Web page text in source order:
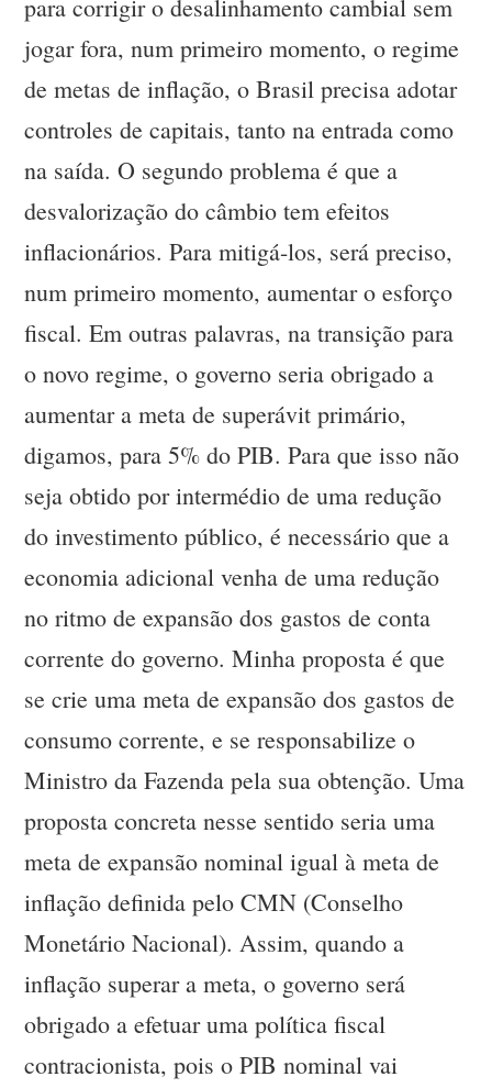
para corrigir o desalinhamento cambial sem
jogar fora, num primeiro momento, o regime
de metas de inflação, o Brasil precisa adotar
controles de capitais, tanto na entrada como
na saída. O segundo problema é que a
desvalorização do câmbio tem efeitos
inflacionários. Para mitigá-los, será preciso,
num primeiro momento, aumentar o esforço
fiscal. Em outras palavras, na transição para
o novo regime, o governo seria obrigado a
aumentar a meta de superávit primário,
digamos, para 5% do PIB. Para que isso não
seja obtido por intermédio de uma redução
do investimento público, é necessário que a
economia adicional venha de uma redução
no ritmo de expansão dos gastos de conta
corrente do governo. Minha proposta é que
se crie uma meta de expansão dos gastos de
consumo corrente, e se responsabilize o
Ministro da Fazenda pela sua obtenção. Uma
proposta concreta nesse sentido seria uma
meta de expansão nominal igual à meta de
inflação definida pelo CMN (Conselho
Monetário Nacional). Assim, quando a
inflação superar a meta, o governo será
obrigado a efetuar uma política fiscal
contracionista, pois o PIB nominal vai